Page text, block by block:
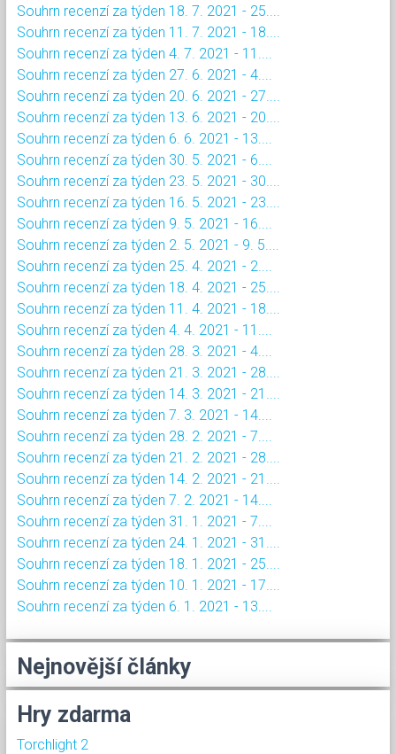
Souhrn recenzí za týden 18. 7. 2021 - 25....
Souhrn recenzí za týden 11. 7. 2021 - 18....
Souhrn recenzí za týden 4. 7. 2021 - 11....
Souhrn recenzí za týden 27. 6. 2021 - 4....
Souhrn recenzí za týden 20. 6. 2021 - 27....
Souhrn recenzí za týden 13. 6. 2021 - 20....
Souhrn recenzí za týden 6. 6. 2021 - 13....
Souhrn recenzí za týden 30. 5. 2021 - 6....
Souhrn recenzí za týden 23. 5. 2021 - 30....
Souhrn recenzí za týden 16. 5. 2021 - 23....
Souhrn recenzí za týden 9. 5. 2021 - 16....
Souhrn recenzí za týden 2. 5. 2021 - 9. 5....
Souhrn recenzí za týden 25. 4. 2021 - 2....
Souhrn recenzí za týden 18. 4. 2021 - 25....
Souhrn recenzí za týden 11. 4. 2021 - 18....
Souhrn recenzí za týden 4. 4. 2021 - 11....
Souhrn recenzí za týden 28. 3. 2021 - 4....
Souhrn recenzí za týden 21. 3. 2021 - 28....
Souhrn recenzí za týden 14. 3. 2021 - 21....
Souhrn recenzí za týden 7. 3. 2021 - 14....
Souhrn recenzí za týden 28. 2. 2021 - 7....
Souhrn recenzí za týden 21. 2. 2021 - 28....
Souhrn recenzí za týden 14. 2. 2021 - 21....
Souhrn recenzí za týden 7. 2. 2021 - 14....
Souhrn recenzí za týden 31. 1. 2021 - 7....
Souhrn recenzí za týden 24. 1. 2021 - 31....
Souhrn recenzí za týden 18. 1. 2021 - 25....
Souhrn recenzí za týden 10. 1. 2021 - 17....
Souhrn recenzí za týden 6. 1. 2021 - 13....
Nejnovější články
Hry zdarma
Torchlight 2